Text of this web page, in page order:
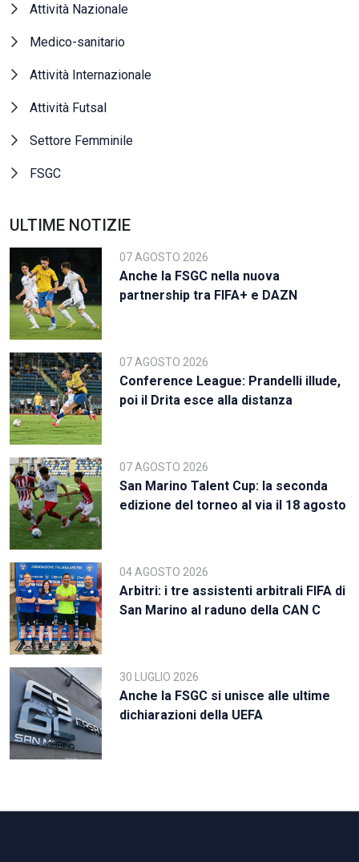
Attività Nazionale
Medico-sanitario
Attività Internazionale
Attività Futsal
Settore Femminile
FSGC
ULTIME NOTIZIE
07 AGOSTO 2026
Anche la FSGC nella nuova
partnership tra FIFA+ e DAZN
07 AGOSTO 2026
Conference League: Prandelli illude,
poi il Drita esce alla distanza
07 AGOSTO 2026
San Marino Talent Cup: la seconda
edizione del torneo al via il 18 agosto
04 AGOSTO 2026
Arbitri: i tre assistenti arbitrali FIFA di
San Marino al raduno della CAN C
30 LUGLIO 2026
Anche la FSGC si unisce alle ultime
dichiarazioni della UEFA